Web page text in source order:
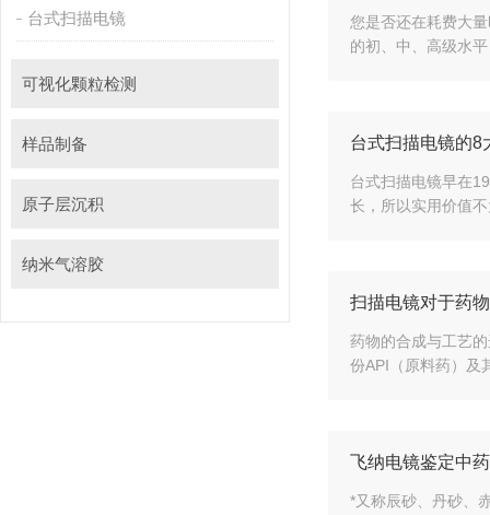
台式扫描电镜
可视化颗粒检测
样品制备
原子层沉积
纳米气溶胶
您是否还在耗费大量
的初、中、高
台式扫描电镜的8
台式扫描电镜早在
长，所以实用价值
扫描电镜对于药
药物的合成与工艺的
份API（原料药）及
飞纳电镜鉴定中
*又称辰砂、丹砂